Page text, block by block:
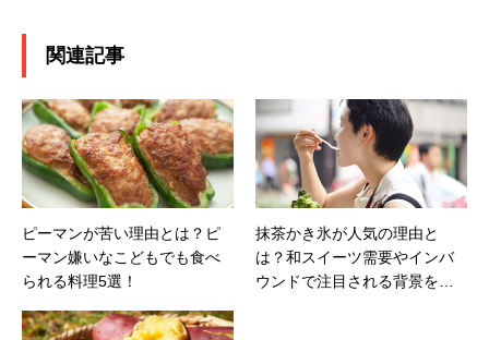
関連記事
ピーマンが苦い理由とは？ピ
ーマン嫌いなこどもでも食べ
られる料理5選！
抹茶かき氷が人気の理由と
は？和スイーツ需要やインバ
ウンドで注目される背景を解